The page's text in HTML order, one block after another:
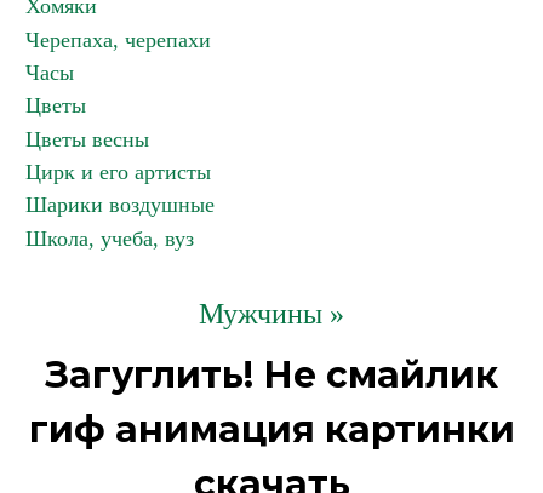
Хомяки
Черепаха, черепахи
Часы
Цветы
Цветы весны
Цирк и его артисты
Шарики воздушные
Школа, учеба, вуз
Мужчины »
Загуглить! Не смайлик
гиф анимация картинки
скачать